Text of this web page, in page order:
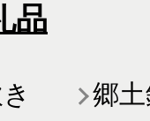
品
郷